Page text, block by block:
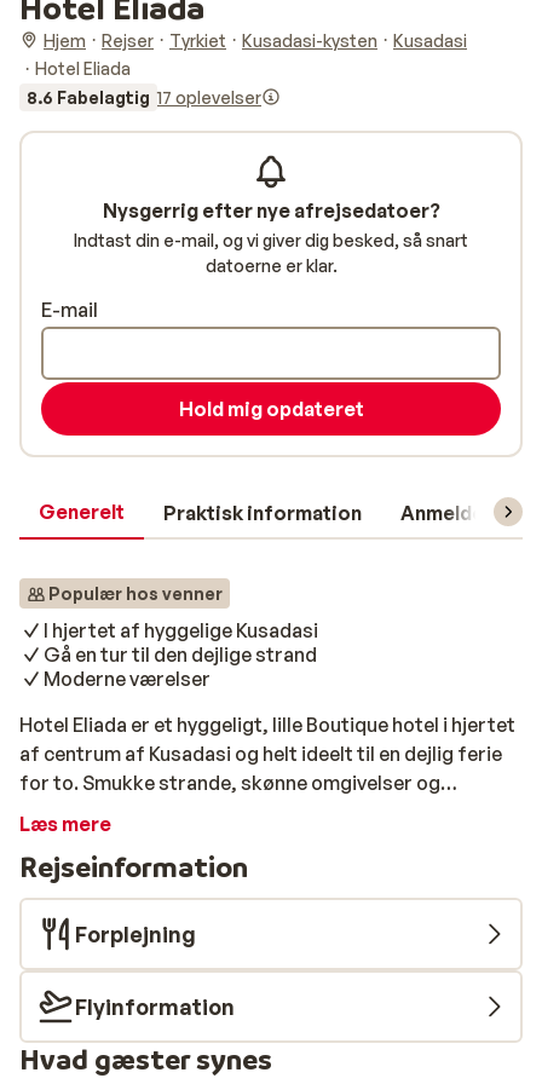
Hjem Rejser Tyrkiet Kusadasi-kysten
Kusadasi
Hotel Eliada
8.6 Fabelagtig 17 oplevelser
Generelt Praktisk information Anmeldelser
Populær hos venner
I hjertet af hyggelige Kusadasi
Gå en tur til den dejlige strand
Moderne værelser
Hotel Eliada er et hyggeligt, lille Boutique hotel i hjertet
af centrum af Kusadasi og helt ideelt til en dejlig ferie
for to. Smukke strande, skønne omgivelser og
kulturelle seværdigheder er bare nogle af de ting, som
beliggenhed er du på den populære gå-i-byen-gade
indenfor blot få minutter, hvor du derudover kun har
ca. 1 km til de smukke strande med hyggelige
cocktailbarer og spisesteder. I Kusadasi kan du bl.a.
opleve det berømte Artemis tempel eller besøge den
gamle, romerske havneby, Efesus. På Hotel Eliada bor
du i hyggelige værelser med plads op til 4 personer.
Værelserne er moderne indrettet i en varm brun træ
Læs mere
Rejseinformation
Forplejning
Flyinformation
Hvad gæster synes
Nysgerrig efter nye afrejsedatoer?
Indtast din e-mail, og vi giver dig besked, så snart
datoerne er klar.
E-mail
Hold mig opdateret